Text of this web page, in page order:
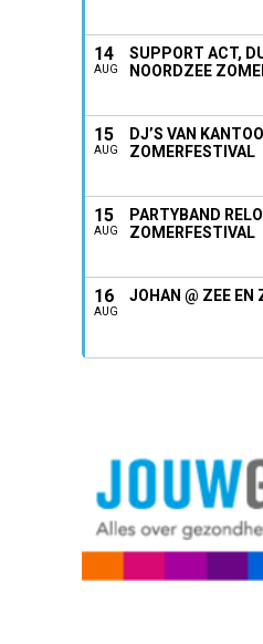
14
AUG
SUPPORT ACT,
NOORDZEE
15
AUG
DJ’S VAN
ZOMERFESTIVAL
15
AUG
PARTYBAND
ZOMERFESTIVAL
16
AUG
JOHAN @ ZEE EN